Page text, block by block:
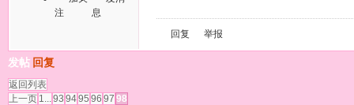
注
息
回复 举报
发帖 回复
返回列表
上一页 1...93 9495 96 97 98